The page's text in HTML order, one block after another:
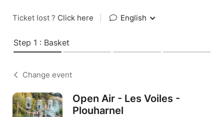
Ticket lost ? Click here English
Step 1 : Basket
Change event
Open Air - Les Voiles -
Plouharnel